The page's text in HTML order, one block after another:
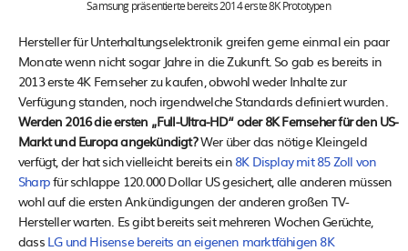
Samsung präsentierte bereits 2014 erste 8K Prototypen
Hersteller für Unterhaltungselektronik greifen gerne einmal ein paar
Monate wenn nicht sogar Jahre in die Zukunft. So gab es bereits in
2013 erste 4K Fernseher zu kaufen, obwohl weder Inhalte zur
Verfügung standen, noch irgendwelche Standards definiert wurden.
Werden 2016 die ersten „Full-Ultra-HD“ oder 8K Fernseher für den US-
Markt und Europa angekündigt?Wer über das nötige Kleingeld
verfügt, der hat sich vielleicht bereits ein 8K Display mit 85 Zoll von
Sharpfür schlappe 120.000 Dollar US gesichert, alle anderen müssen
wohl auf die ersten Ankündigungen der anderen großen TV-
Hersteller warten. Es gibt bereits seit mehreren Wochen Gerüchte,
dass LG und Hisense bereits an eigenen marktfähigen 8K